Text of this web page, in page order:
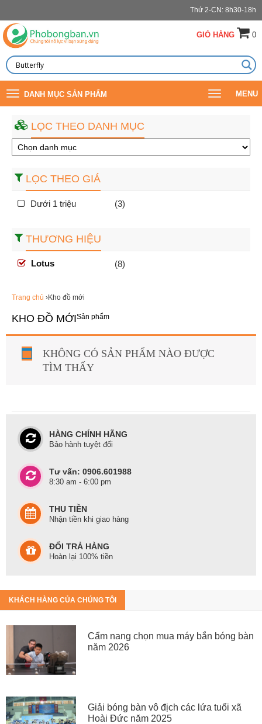
Thứ 2-CN: 8h30-18h
GIỎ HÀNG 0
Toggle
navigation
DANH MỤC SẢN PHẨM
Toggle
navigation
MENU
LỌC THEO DANH MỤC
LỌC THEO GIÁ
Dưới 1 triệu (3)
THƯƠNG HIỆU
Lotus (8)
Trang chủ ›Kho đồ mới
KHO ĐỒ MỚISản phẩm
KHÔNG CÓ SẢN PHẨM NÀO ĐƯỢC
TÌM THẤY
HÀNG CHÍNH HÃNG
Bảo hành tuyệt đối
Tư vấn: 0906.601988
8:30 am - 6:00 pm
THU TIỀN
Nhận tiền khi giao hàng
ĐỔI TRẢ HÀNG
Hoàn lại 100% tiền
KHÁCH HÀNG CỦA CHÚNG TÔI
Cẩm nang chọn mua máy bắn bóng bàn
năm 2026
Giải bóng bàn vô địch các lứa tuổi xã
Hoài Đức năm 2025